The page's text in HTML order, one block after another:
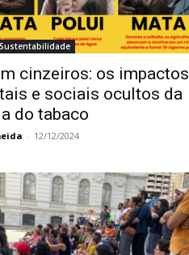
cinzeiros: os impactos
e sociais ocultos da
do tabaco
- 12/12/2024